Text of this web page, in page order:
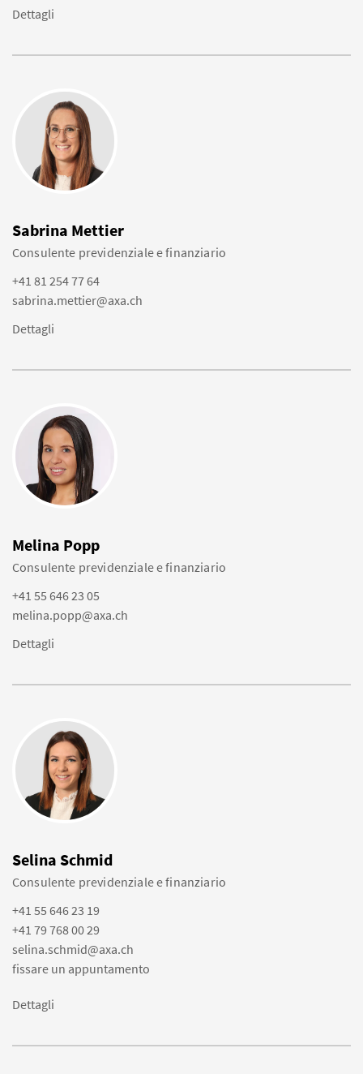
Dettagli
Sabrina Mettier
Consulente previdenziale e finanziario
+41 81 254 77 64
sabrina.mettier@axa.ch
Dettagli
Melina Popp
Consulente previdenziale e finanziario
+41 55 646 23 05
melina.popp@axa.ch
Dettagli
Selina Schmid
Consulente previdenziale e finanziario
+41 55 646 23 19
+41 79 768 00 29
selina.schmid@axa.ch
fissare un appuntamento
Dettagli